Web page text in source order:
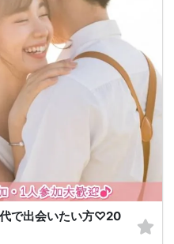
で出会いたい方♡20